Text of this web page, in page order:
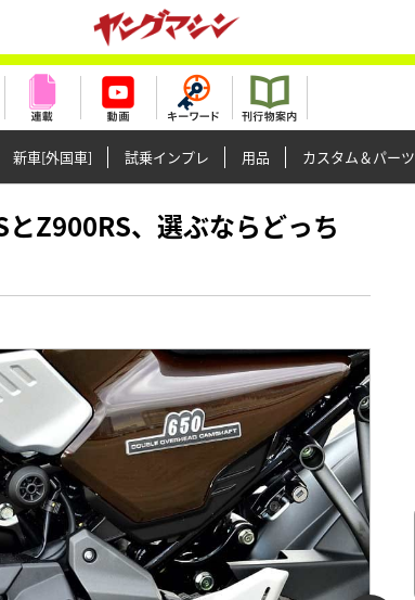
新車[外国車] 試乗インプレ 用品 カスタム＆パーツ
Z900RS、選ぶならどっち